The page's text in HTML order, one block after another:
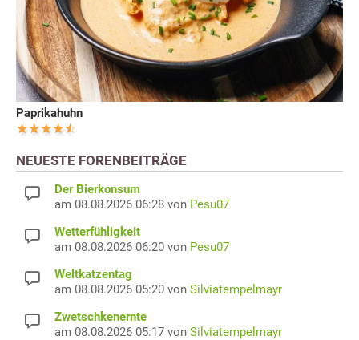
Paprikahuhn
NEUESTE FORENBEITRÄGE
Der Bierkonsum
am 08.08.2026 06:28 von Pesu07
Wetterfühligkeit
am 08.08.2026 06:20 von Pesu07
Weltkatzentag
am 08.08.2026 05:20 von Silviatempelmayr
Zwetschkenernte
am 08.08.2026 05:17 von Silviatempelmayr